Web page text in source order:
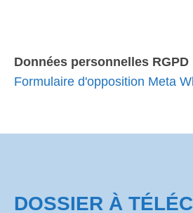
Données personnelles RGPD
Formulaire d'opposition Meta
DOSSIER À